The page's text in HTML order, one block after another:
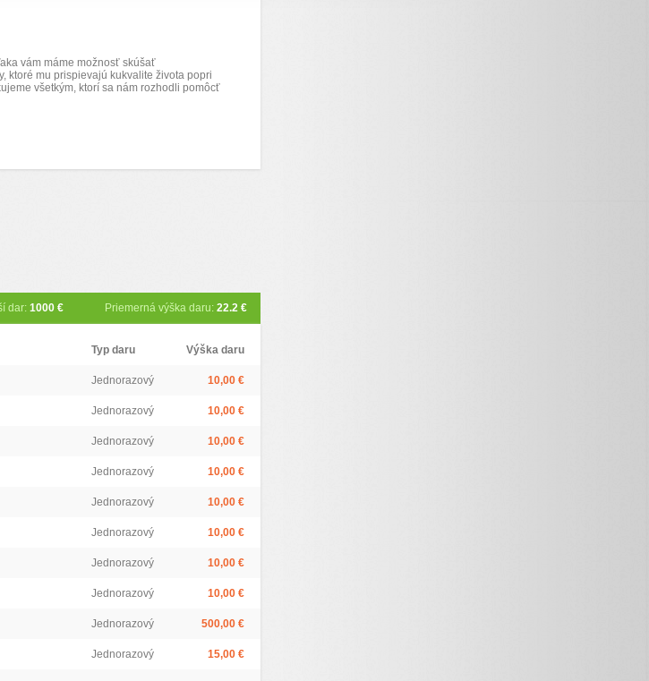
vám máme možnosť skúšať
ktoré mu prispievajú kukvalite života popri
všetkým, ktorí sa nám rozhodli pomôcť
dar: 1000 € Priemerná výška daru: 22.2 €
Typ daru Výška daru
Jednorazový 10,00 €
Jednorazový 10,00 €
Jednorazový 10,00 €
Jednorazový 10,00 €
Jednorazový 10,00 €
Jednorazový 10,00 €
Jednorazový 10,00 €
Jednorazový 10,00 €
Jednorazový 500,00 €
Jednorazový 15,00 €